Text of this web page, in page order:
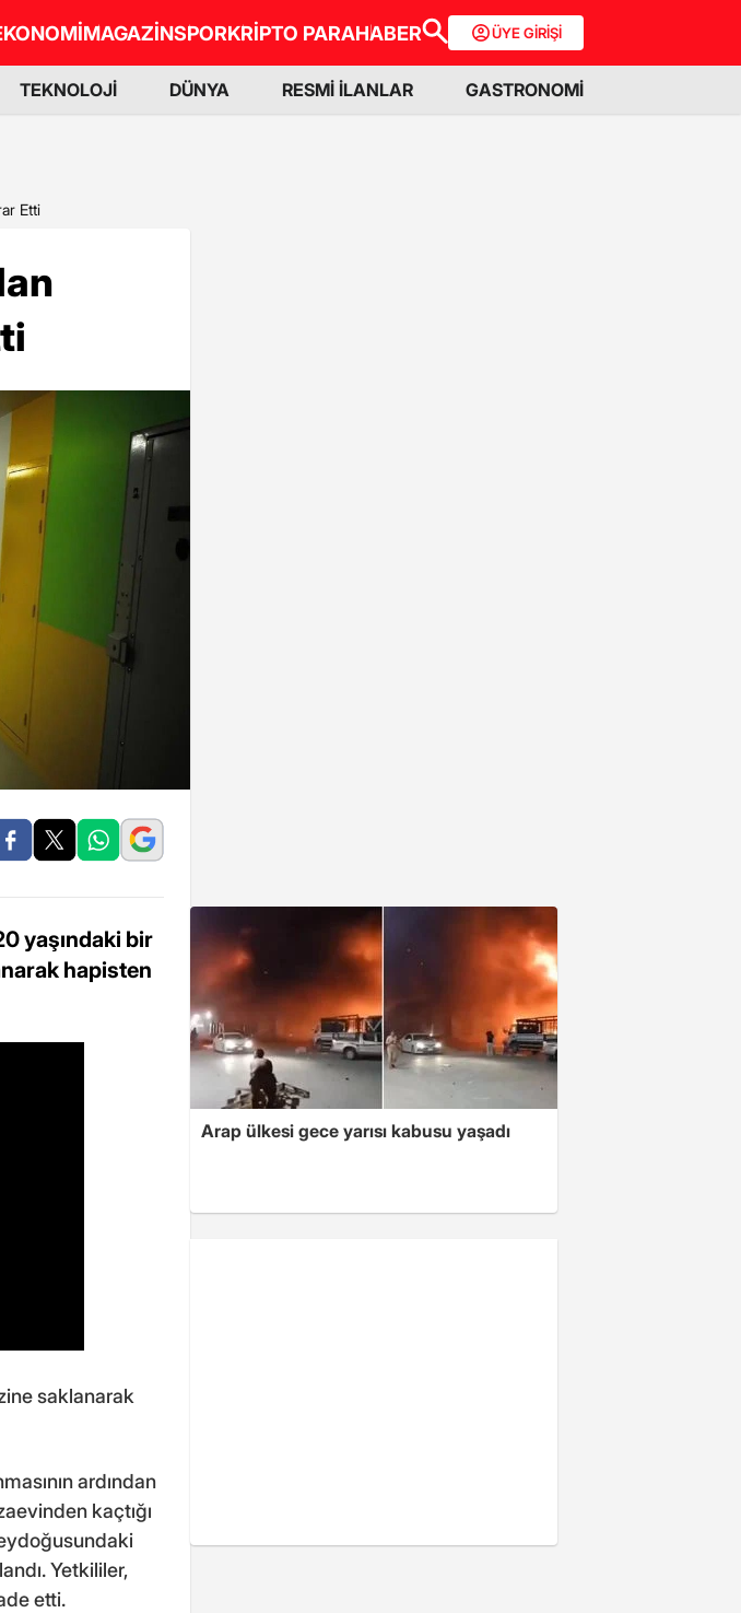
MAGAZİNSPORKRİPTO PARAHABER ÜYE GİRİŞİ
TEKNOLOJİ DÜNYA RESMİ İLANLAR GASTRONOMİ
Etti
yaşındaki bir
hapisten
saklanarak
ardından
kaçtığı
Yetkililer,
etti.
Arap ülkesi gece yarısı kabusu yaşadı